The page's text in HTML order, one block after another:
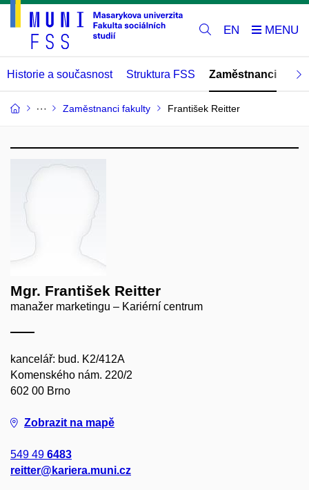
EN
Historie a současnost Struktura FSS Zaměstnanci
Zaměstnanci fakulty František Reitter
Mgr. František Reitter
manažer marketingu – Kariérní centrum
kancelář: bud. K2/412A
Komenského nám. 220/2
602 00 Brno
Zobrazit na mapě
549 49 6483
reitter@kariera.muni.cz